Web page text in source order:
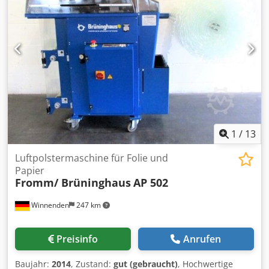
600x400x170 mm Max. Größe der Kartonblatt: 950x940 mm
1 / 13
Winnenden 247 km
Luftpolstermaschine für Folie und
Papier
Fromm/ BrüninghausAP 502
Preisinfo Anrufen
Baujahr: 2014, Zustand: gut (gebraucht), Hochwertige